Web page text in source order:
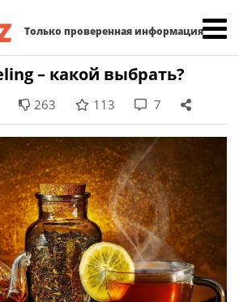
Только проверенная информация
– какой выбрать?
263 113 7